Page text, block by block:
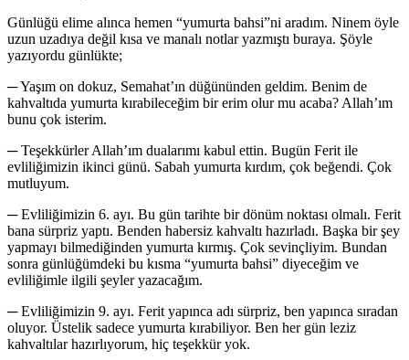
Günlüğü elime alınca hemen “yumurta bahsi”ni aradım. Ninem öyle
uzun uzadıya değil kısa ve manalı notlar yazmıştı buraya. Şöyle
yazıyordu günlükte;
─ Yaşım on dokuz, Semahat’ın düğününden geldim. Benim de
kahvaltıda yumurta kırabileceğim bir erim olur mu acaba? Allah’ım
bunu çok isterim.
─ Teşekkürler Allah’ım dualarımı kabul ettin. Bugün Ferit ile
evliliğimizin ikinci günü. Sabah yumurta kırdım, çok beğendi. Çok
mutluyum.
─ Evliliğimizin 6. ayı. Bu gün tarihte bir dönüm noktası olmalı. Ferit
bana sürpriz yaptı. Benden habersiz kahvaltı hazırladı. Başka bir şey
yapmayı bilmediğinden yumurta kırmış. Çok sevinçliyim. Bundan
sonra günlüğümdeki bu kısma “yumurta bahsi” diyeceğim ve
evliliğimle ilgili şeyler yazacağım.
─ Evliliğimizin 9. ayı. Ferit yapınca adı sürpriz, ben yapınca sıradan
oluyor. Üstelik sadece yumurta kırabiliyor. Ben her gün leziz
kahvaltılar hazırlıyorum, hiç teşekkür yok.